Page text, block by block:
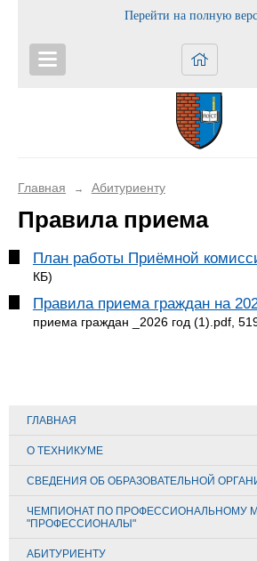
Перейти на полную
Главная → Абитуриенту
Правила приема
План работы Приёмной
КБ)
Правила приема граждан на
приема граждан _2026 год (1).pdf,
ГЛАВНАЯ
О ТЕХНИКУМЕ
СВЕДЕНИЯ ОБ ОБРАЗОВАТЕЛЬНОЙ
ЧЕМПИОНАТ ПО ПРОФЕССИОНАЛЬНОМУ
"ПРОФЕССИОНАЛЫ"
АБИТУРИЕНТУ